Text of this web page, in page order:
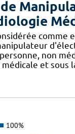
comme
non
et sous
100%